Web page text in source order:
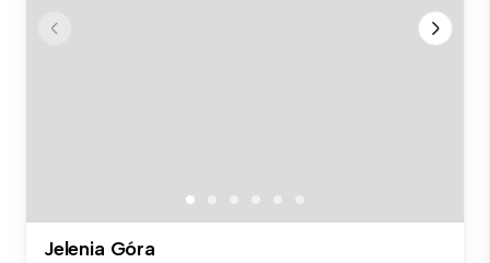
Jelenia Góra